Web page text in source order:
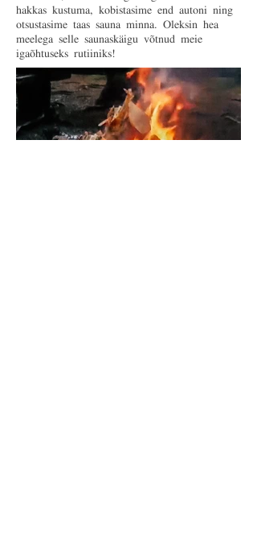
hakkas kustuma, kobistasime end autoni ning
otsustasime taas sauna minna. Oleksin hea
meelega selle saunaskäigu võtnud meie
igaõhtuseks rutiiniks!